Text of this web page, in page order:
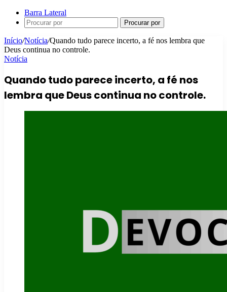
Barra Lateral
Procurar por
Início/Notícia/Quando tudo parece incerto, a fé nos lembra que
Deus continua no controle.
Notícia
Quando tudo parece incerto, a fé nos
lembra que Deus continua no controle.